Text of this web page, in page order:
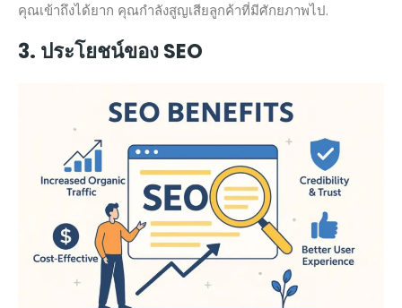
คุณเข้าถึงได้ยาก คุณกำลังสูญเสียลูกค้าที่มีศักยภาพไป.
3. ประโยชน์ของ SEO